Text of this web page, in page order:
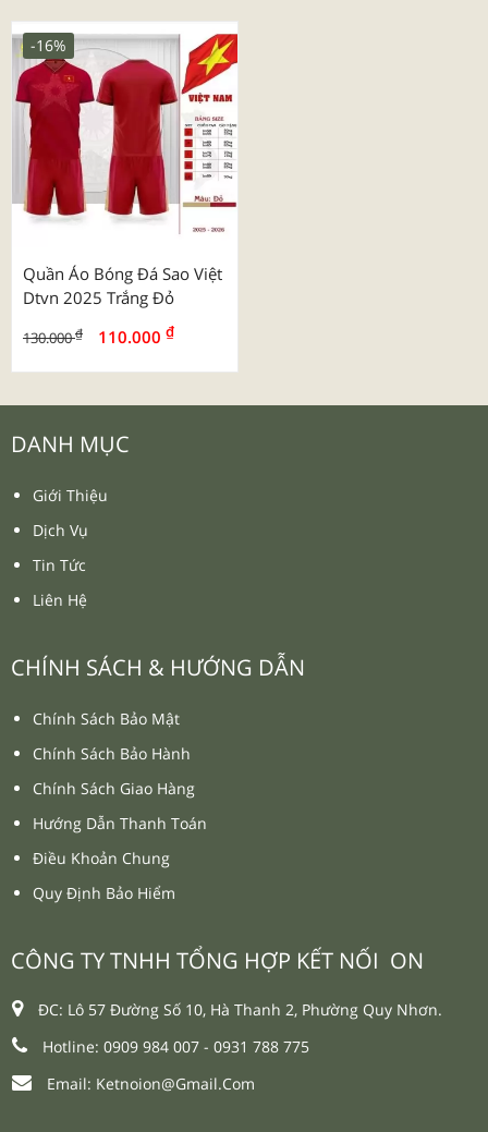
Quần Áo Bóng Đá Sao Việt
Dtvn 2025 Trắng Đỏ
130.000₫ 110.000 ₫
-16%
CÔNG TY TNHH TỔNG HỢP KẾT NỐI ON
ĐC: Lô 57 Đường Số 10, Hà Thanh 2, Phường Quy Nhơn.
Hotline: 0909 984 007 - 0931 788 775
Email: Ketnoion@gmail.com
DANH MỤC
Giới Thiệu
Dịch Vụ
Tin Tức
Liên Hệ
CHÍNH SÁCH & HƯỚNG DẪN
Chính Sách Bảo Mật
Chính Sách Bảo Hành
Chính Sách Giao Hàng
Hướng Dẫn Thanh Toán
Điều Khoản Chung
Quy Định Bảo Hiểm